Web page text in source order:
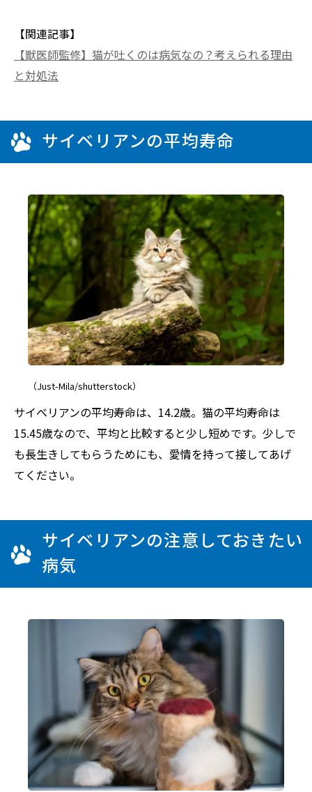
【関連記事】
【獣医師監修】猫が吐くのは病気なの？考えられる理由
と対処法
サイベリアンの平均寿命
（Just-Mila/shutterstock）
サイベリアンの平均寿命は、14.2歳。猫の平均寿命は
15.45歳なので、平均と比較すると少し短めです。少しで
も長生きしてもらうためにも、愛情を持って接してあげ
てください。
サイベリアンの注意しておきたい
病気